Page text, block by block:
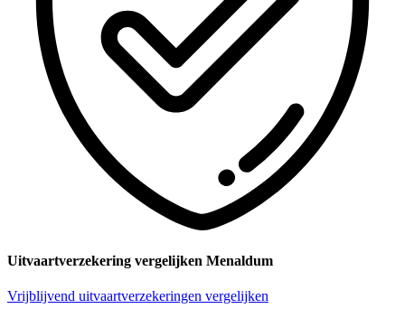
Uitvaartverzekering vergelijken Menaldum
Vrijblijvend uitvaartverzekeringen vergelijken